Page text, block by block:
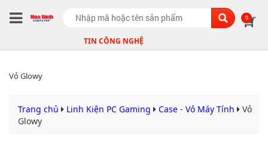
0
Search
TIN CÔNG NGHỆ
Vỏ Glowy
Trang chủ Linh Kiện PC Gaming Case - Vỏ Máy Tính
Vỏ
Glowy